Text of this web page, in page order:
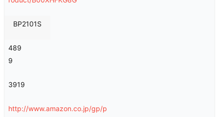
BP2101S
489
9
3919
http://www.amazon.co.jp/gp/p